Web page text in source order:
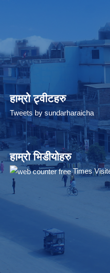
हाम्रो ट्वीटहरु
Tweets by sundarharaicha
हाम्रो भिडीयोहरु
Times